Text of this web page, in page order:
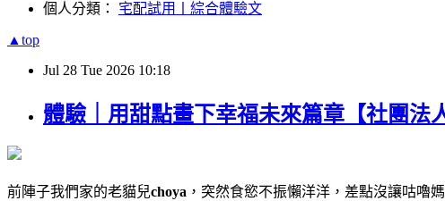
個人分類： 宅配試用丨綜合體驗文
▲top
Jul 28 Tue 2026 10:18
體驗｜用甜點畫下幸福未來篇章【社團法
前陣子我們家的老貓兒choya ，突然食慾不振懶洋洋，差點沒讓咕嚕